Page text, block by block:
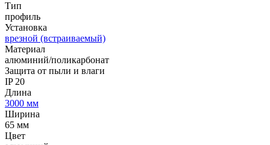
Тип
профиль
Установка
врезной (встраиваемый)
Материал
алюминий/поликарбонат
Защита от пыли и влаги
IP 20
Длина
3000 мм
Ширина
65 мм
Цвет